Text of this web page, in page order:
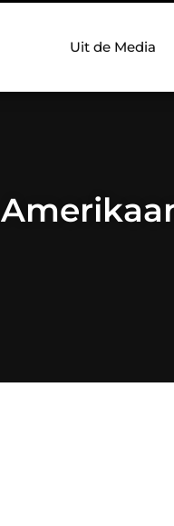
Uit de Media